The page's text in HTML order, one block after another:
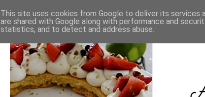
This site uses cookies from Google to deliver its services
are shared with Google along with performance and
statistics, and to detect and address abuse.